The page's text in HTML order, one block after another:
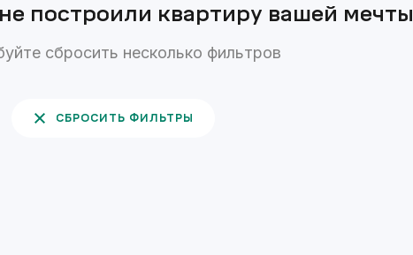
построили квартиру вашей мечты
сбросить несколько фильтров
СБРОСИТЬ ФИЛЬТРЫ